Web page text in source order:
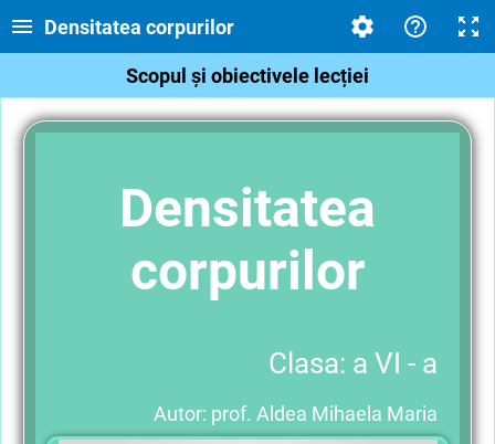
Densitatea corpurilor
Scopul și obiectivele lecției
Densitatea
corpurilor
Clasa: a VI - a
Autor: prof. Aldea Mihaela Maria